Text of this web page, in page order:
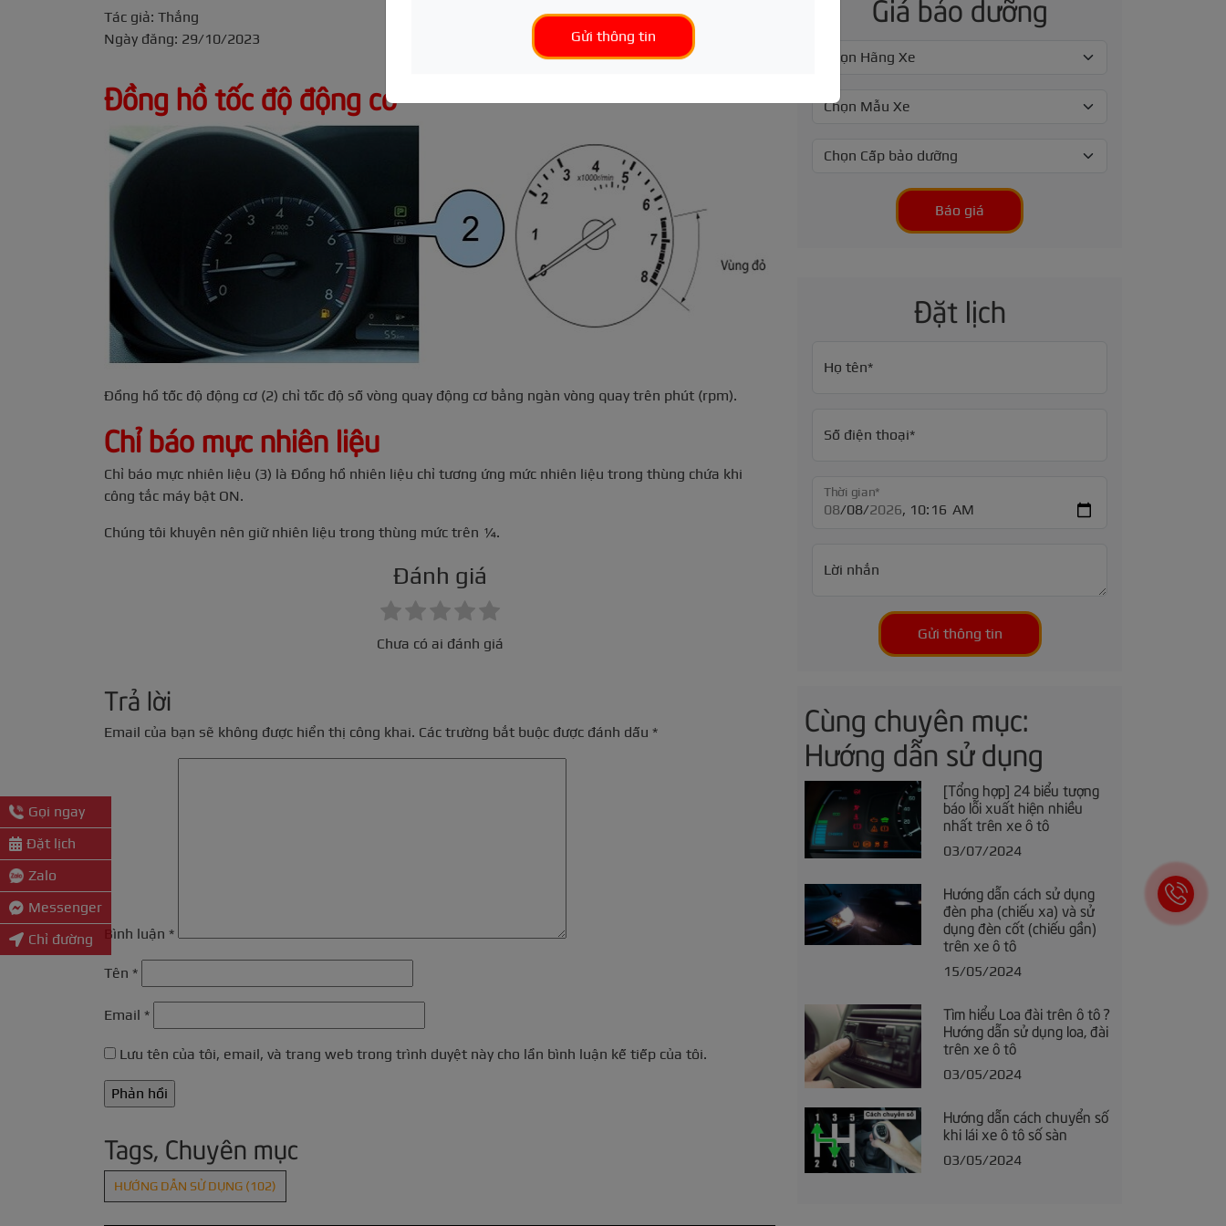
Gửi thông tin
Tác giả: Thắng
Ngày đăng: 29/10/2023
Đồng hồ tốc độ động cơ
Đồng hồ tốc độ động cơ (2) chỉ tốc độ số vòng quay động cơ bằng ngàn vòng quay trên phút (rpm).
Chỉ báo mực nhiên liệu
Chỉ báo mực nhiên liệu (3) là Đồng hồ nhiên liệu chỉ tương ứng mức nhiên liệu trong thùng chứa khi
công tắc máy bật ON.
Chúng tôi khuyên nên giữ nhiên liệu trong thùng mức trên ¼.
Đánh giá
Chưa có ai đánh giá
Trả lời
Email của bạn sẽ không được hiển thị công khai. Các trường bắt buộc được đánh dấu *
Bình luận *
Tên *
Email *
Lưu tên của tôi, email, và trang web trong trình duyệt này cho lần bình luận kế tiếp của tôi.
Tags, Chuyên mục
HƯỚNG DẪN SỬ DỤNG (102)
Giá bảo dưỡng
Báo giá
Đặt lịch
Họ tên*
Số điện thoại*
Thời gian*
Lời nhắn
Gửi thông tin
Cùng chuyên mục:
Hướng dẫn sử dụng
[Tổng hợp] 24 biểu tượng
báo lỗi xuất hiện nhiều
nhất trên xe ô tô
03/07/2024
Hướng dẫn cách sử dụng
đèn pha (chiếu xa) và sử
dụng đèn cốt (chiếu gần)
trên xe ô tô
15/05/2024
Tìm hiểu Loa đài trên ô tô ?
Hướng dẫn sử dụng loa, đài
trên xe ô tô
03/05/2024
Hướng dẫn cách chuyển số
khi lái xe ô tô số sàn
03/05/2024
Gọi ngay
Đặt lịch
Zalo
Messenger
Chỉ đường